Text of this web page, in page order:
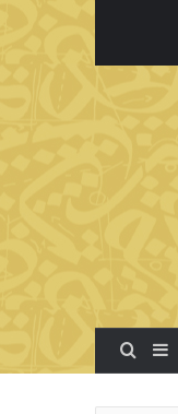
إضافة عمود جانبي
بحث عن